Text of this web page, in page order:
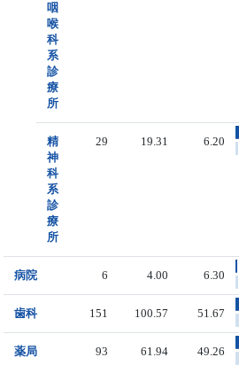
咽
喉
科
系
診
療
所
精
神
科
系
診
療
所
29 19.31 6.20
病院 6 4.00 6.30
歯科 151 100.57 51.67
薬局 93 61.94 49.26